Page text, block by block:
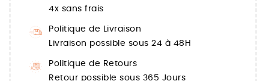
4x sans frais
Politique de Livraison
Livraison possible sous 24 à 48H
Politique de Retours
Retour possible sous 365 Jours